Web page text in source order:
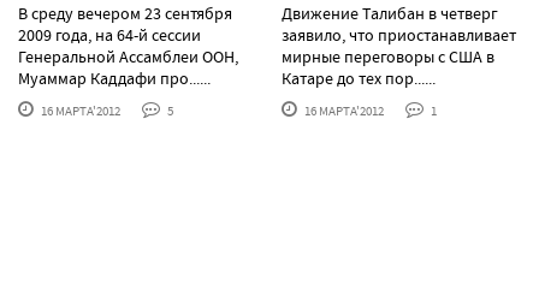
В среду вечером 23 сентября
2009 года, на 64-й сессии
Генеральной Ассамблеи ООН,
Муаммар Каддафи про......
16 МАРТА'2012 5
Движение Талибан в четверг
заявило, что приостанавливает
мирные переговоры с США в
Катаре до тех пор......
16 МАРТА'2012 1